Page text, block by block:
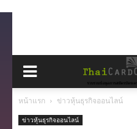
หน้าแรก ข่าวหุ้นธุรกิจออนไลน์
ข่าวหุ้นธุรกิจออนไลน์